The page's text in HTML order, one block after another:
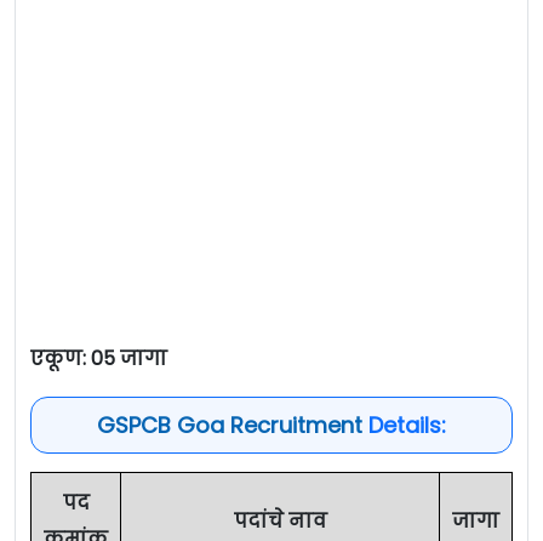
एकूण: 05 जागा
GSPCB Goa Recruitment Details:
पद
पदांचे नाव जागा